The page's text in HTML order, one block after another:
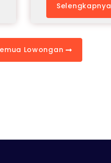
Selengkapnya
Lowongan